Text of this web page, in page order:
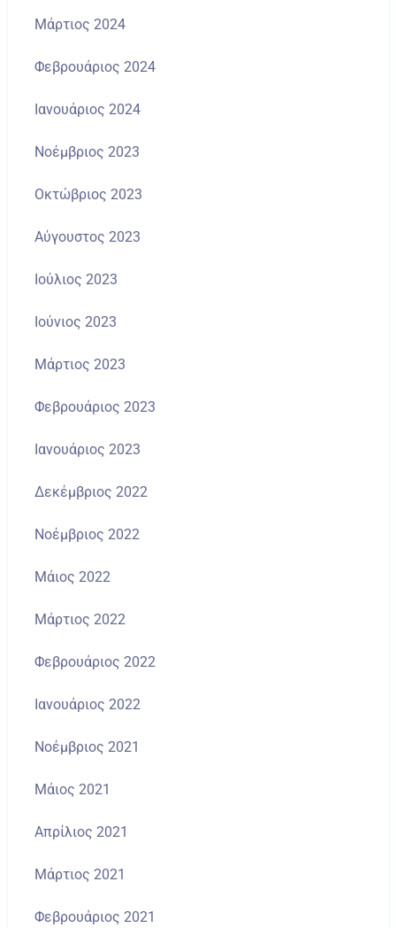
Μάρτιος 2024
Φεβρουάριος 2024
Ιανουάριος 2024
Νοέμβριος 2023
Οκτώβριος 2023
Αύγουστος 2023
Ιούλιος 2023
Ιούνιος 2023
Μάρτιος 2023
Φεβρουάριος 2023
Ιανουάριος 2023
Δεκέμβριος 2022
Νοέμβριος 2022
Μάιος 2022
Μάρτιος 2022
Φεβρουάριος 2022
Ιανουάριος 2022
Νοέμβριος 2021
Μάιος 2021
Απρίλιος 2021
Μάρτιος 2021
Φεβρουάριος 2021